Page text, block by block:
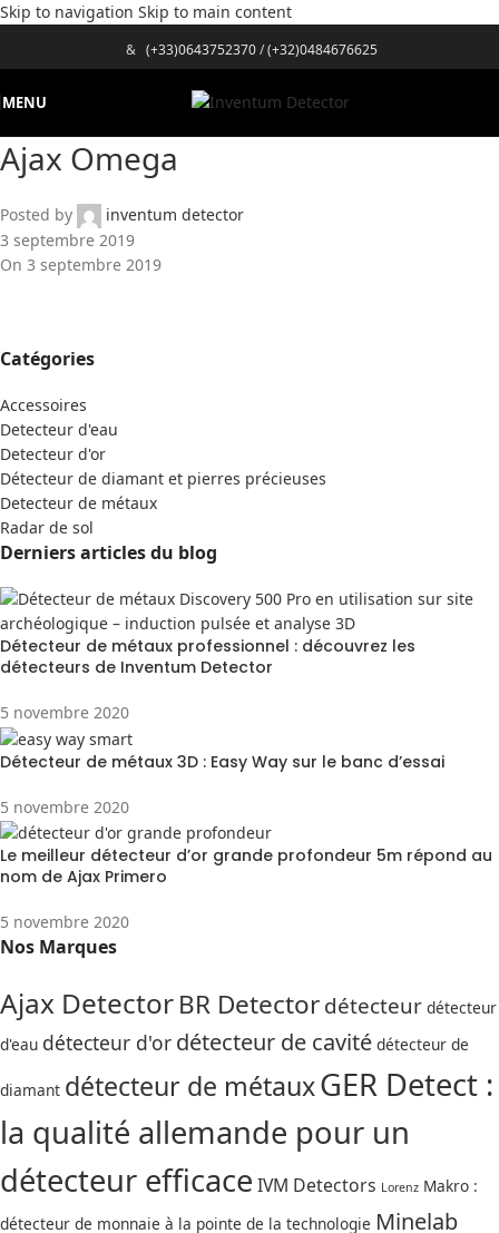
Skip to navigation Skip to main content
& (+33)0643752370/(+32)0484676625
MENU
Ajax Omega
Posted by
inventum detector
3 septembre 2019
On 3 septembre 2019
Catégories
Accessoires
Detecteur d'eau
Detecteur d'or
Détecteur de diamant et pierres précieuses
Detecteur de métaux
Radar de sol
Derniers articles du blog
Détecteur de métaux professionnel : découvrez les
détecteurs de Inventum Detector
5 novembre 2020
Détecteur de métaux 3D : Easy Way sur le banc d’essai
5 novembre 2020
Le meilleur détecteur d’or grande profondeur 5m répond au
nom de Ajax Primero
5 novembre 2020
Nos Marques
Ajax DetectorBR Detectordétecteur détecteur
d'eau détecteur d'or détecteur de cavité détecteur de
diamant détecteur de métauxGER Detect :
la qualité allemande pour un
détecteur efficace IVM Detectors Lorenz Makro :
détecteur de monnaie à la pointe de la technologie Minelab